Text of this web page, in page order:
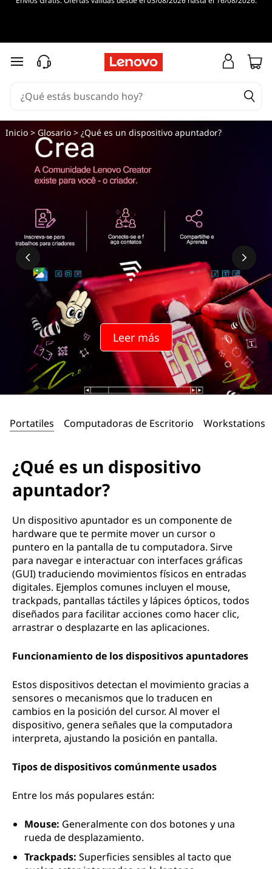
Ir al contenido principal
Leer más
Inicio> Glosario> ¿Qué es un dispositivo apuntador?
Portatiles Computadoras de Escritorio Workstations
¿Qué es un dispositivo
apuntador?
Un dispositivo apuntador es un componente de
hardware que te permite mover un cursor o
puntero en la pantalla de tu computadora. Sirve
para navegar e interactuar con interfaces gráficas
(GUI) traduciendo movimientos físicos en entradas
digitales. Ejemplos comunes incluyen el mouse,
trackpads, pantallas táctiles y lápices ópticos, todos
diseñados para facilitar acciones como hacer clic,
arrastrar o desplazarte en las aplicaciones.
Funcionamiento de los dispositivos apuntadores
Estos dispositivos detectan el movimiento gracias a
sensores o mecanismos que lo traducen en
cambios en la posición del cursor. Al mover el
dispositivo, genera señales que la computadora
interpreta, ajustando la posición en pantalla.
Tipos de dispositivos comúnmente usados
Entre los más populares están:
Mouse: Generalmente con dos botones y una
rueda de desplazamiento.
Trackpads: Superficies sensibles al tacto que